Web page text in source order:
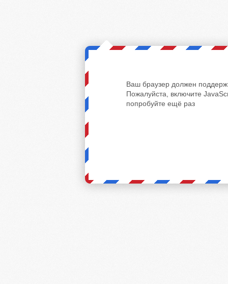
Ваш браузер должен
Пожалуйста, включите
попробуйте ещё раз